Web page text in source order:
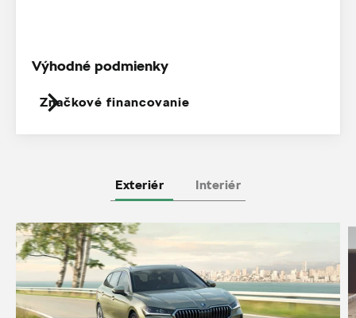
Značkové financovanie
Výhodné podmienky
Exteriér Interiér